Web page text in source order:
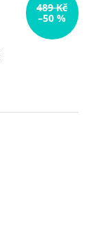
489 Kč
–50 %